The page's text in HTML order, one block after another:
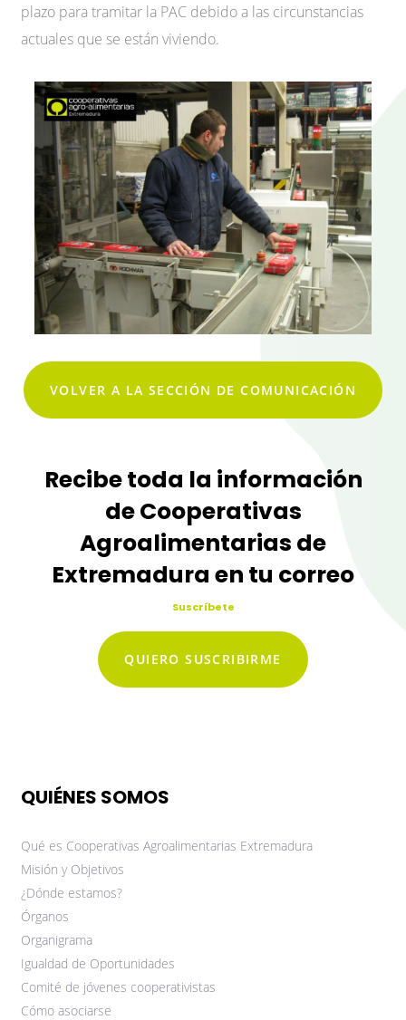
plazo para tramitar la PAC debido a las circunstancias
actuales que se están viviendo.
VOLVER A LA SECCIÓN DE COMUNICACIÓN
Recibe toda la información
de Cooperativas
Agroalimentarias de
Extremadura en tu correo
Suscríbete
QUIERO SUSCRIBIRME
QUIÉNES SOMOS
Qué es Cooperativas Agroalimentarias Extremadura
Misión y Objetivos
¿Dónde estamos?
Órganos
Organigrama
Igualdad de Oportunidades
Comité de jóvenes cooperativistas
Cómo asociarse